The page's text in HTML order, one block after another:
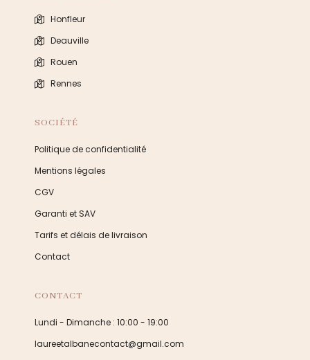
Honfleur
Deauville
Rouen
Rennes
SOCIÉTÉ
Politique de confidentialité
Mentions légales
CGV
Garanti et SAV
Tarifs et délais de livraison
Contact
CONTACT
Lundi - Dimanche : 10:00 - 19:00
laureetalbanecontact@gmail.com